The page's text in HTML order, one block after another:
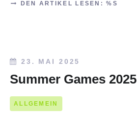
DEN ARTIKEL LESEN: %S
23. MAI 2025
Summer Games 2025
ALLGEMEIN